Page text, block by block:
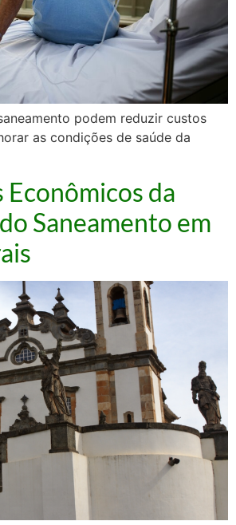
podem reduzir custos
as condições de saúde da
da
Saneamento em